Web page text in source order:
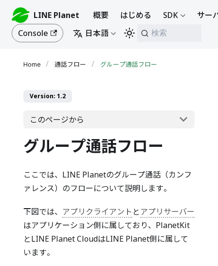
LINE Planet 概要 はじめる SDK
サー
Console
日本語 検索
通話フロー グループ通話フロー
Version: 1.2
このページから
グループ通話フロー
ここでは、LINE Planetのグループ通話（カンフ
ァレンス）のフローについて説明します。
下図では、 アプリクライアント とアプリサーバー
はアプリケーション側に属しており、PlanetKit
とLINE Planet CloudはLINE Planet側に属して
います。